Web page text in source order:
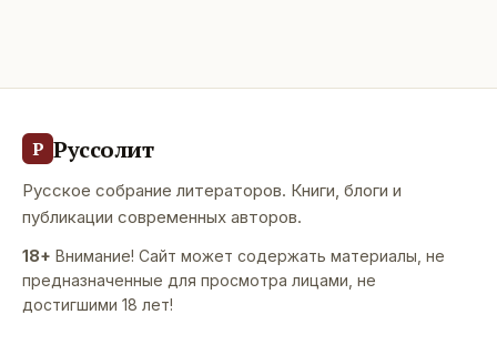
Р Руссолит
Русское собрание литераторов. Книги, блоги и
публикации современных авторов.
18+ Внимание! Сайт может содержать материалы, не
предназначенные для просмотра лицами, не
достигшими 18 лет!